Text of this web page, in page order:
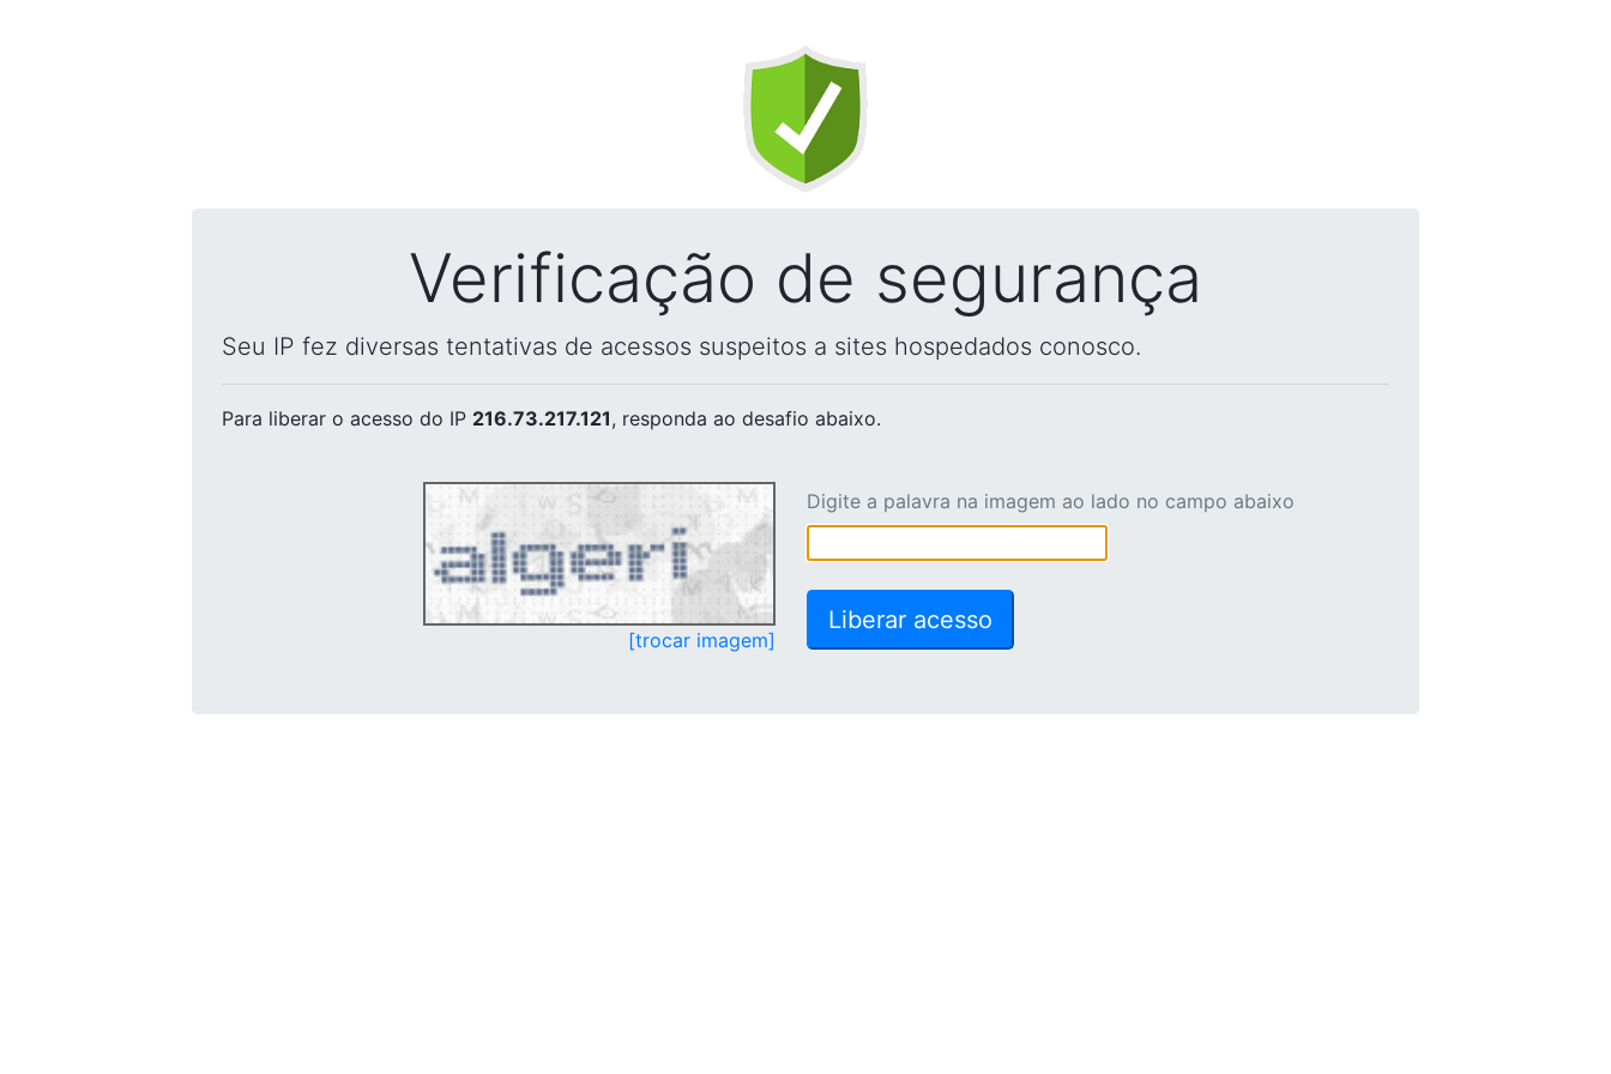
Verificação de segurança
Seu IP fez diversas tentativas de acessos suspeitos a sites hospedados conosco.
Para liberar o acesso do IP 216.73.217.121, responda ao desafio abaixo.
[trocar imagem]
Digite a palavra na imagem ao lado no campo abaixo